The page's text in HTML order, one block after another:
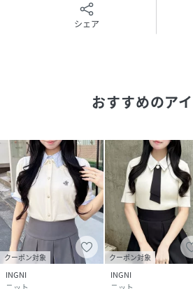
・ニット製品のため生地に伸縮性があ
差が生じる場合がございます。予めご
・ニット
着用、お取り扱いの際は、商品に付
ご確認ください。
モデル身長：169cm 着用サイズ：ｸ
ﾙｰｽﾄﾗｲﾌﾟ/M
シェア
おすすめのア
クーポン対象
INGNI
クーポン対象
INGNI